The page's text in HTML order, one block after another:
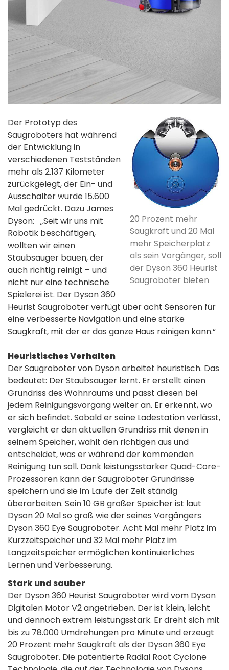
20 Prozent mehr
Saugkraft und 20 Mal
mehr Speicherplatz
als sein Vorgänger, soll
der Dyson 360 Heurist
Saugroboter bieten
Der Prototyp des
Saugroboters hat während
der Entwicklung in
verschiedenen Testständen
mehr als 2.137 Kilometer
zurückgelegt, der Ein- und
Ausschalter wurde 15.600
Mal gedrückt. Dazu James
Dyson: „Seit wir uns mit
Robotik beschäftigen,
wollten wir einen
Staubsauger bauen, der
auch richtig reinigt – und
nicht nur eine technische
Spielerei ist. Der Dyson 360
Heurist Saugroboter verfügt über acht Sensoren für
eine verbesserte Navigation und eine starke
Saugkraft, mit der er das ganze Haus reinigen kann.“
Heuristisches Verhalten
Der Saugroboter von Dyson arbeitet heuristisch. Das
bedeutet: Der Staubsauger lernt. Er erstellt einen
Grundriss des Wohnraums und passt diesen bei
jedem Reinigungsvorgang weiter an. Er erkennt, wo
er sich befindet. Sobald er seine Ladestation verlässt,
vergleicht er den aktuellen Grundriss mit denen in
seinem Speicher, wählt den richtigen aus und
entscheidet, was er während der kommenden
Reinigung tun soll. Dank leistungsstarker Quad-Core-
Prozessoren kann der Saugroboter Grundrisse
speichern und sie im Laufe der Zeit ständig
überarbeiten. Sein 10 GB großer Speicher ist laut
Dyson 20 Mal so groß wie der seines Vorgängers
Dyson 360 Eye Saugroboter. Acht Mal mehr Platz im
Kurzzeitspeicher und 32 Mal mehr Platz im
Langzeitspeicher ermöglichen kontinuierliches
Lernen und Verbesserung.
Stark und sauber
Der Dyson 360 Heurist Saugroboter wird vom Dyson
Digitalen Motor V2 angetrieben. Der ist klein, leicht
und dennoch extrem leistungsstark. Er dreht sich mit
bis zu 78.000 Umdrehungen pro Minute und erzeugt
20 Prozent mehr Saugkraft als der Dyson 360 Eye
Saugroboter. Die patentierte Radial Root Cyclone